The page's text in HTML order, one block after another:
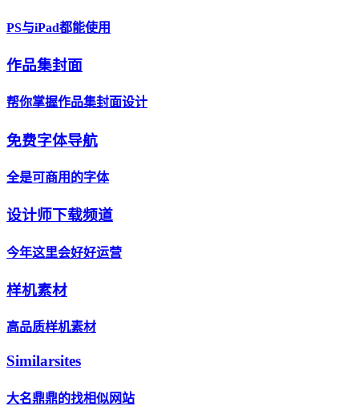
PS与iPad都能使用
作品集封面
帮你掌握作品集封面设计
免费字体导航
全是可商用的字体
设计师下载频道
今年这里会好好运营
样机素材
高品质样机素材
Similarsites
大名鼎鼎的找相似网站